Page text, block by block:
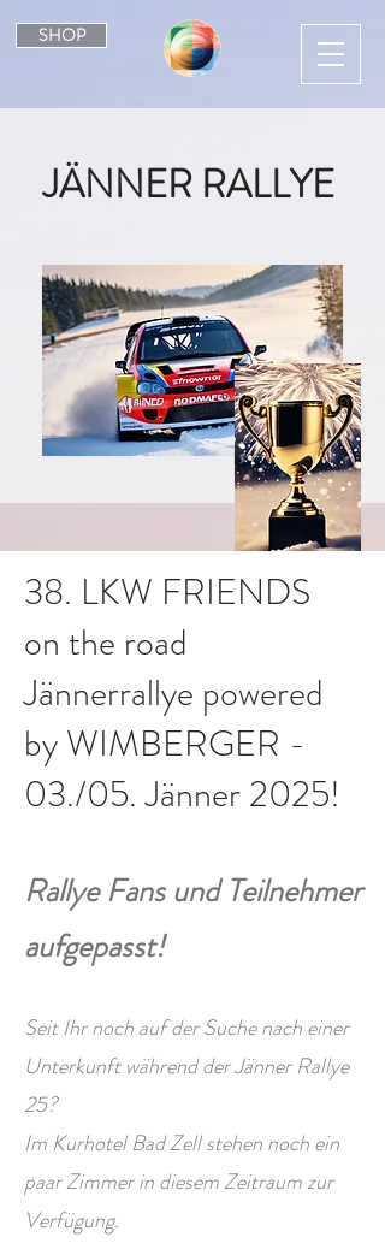
SHOP
JÄNNER RALLYE
38. LKW FRIENDS
on the road
Jännerrallye powered
by WIMBERGER -
03./05. Jänner 2025!
Rallye Fans und Teilnehmer
aufgepasst!
Seit Ihr noch auf der Suche nach einer
Unterkunft während der Jänner Rallye
25?
Im Kurhotel Bad Zell stehen noch ein
paar Zimmer in diesem Zeitraum zur
Verfügung.